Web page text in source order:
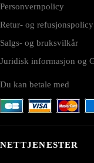
Personvernpolicy
Retur- og refusjonspolicy
Salgs- og bruksvilkår
Juridisk informasjon og
Du kan betale med
NETTJENESTER